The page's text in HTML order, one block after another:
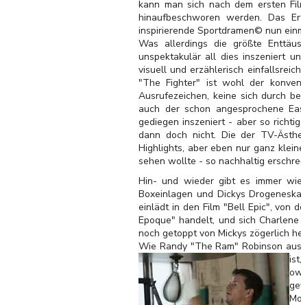
kann man sich nach dem ersten
hinaufbeschworen werden. Das
inspirierende Sportdramen© nun
Was allerdings die größte
unspektakulär all dies inszeniert
visuell und erzählerisch
"The Fighter" ist wohl der
Ausrufezeichen, keine sich durch
auch der schon angesprochene
gediegen inszeniert - aber so
dann doch nicht. Die der TV-
Highlights, aber eben nur ganz
sehen wollte - so nachhaltig
Hin- und wieder gibt es immer
Boxeinlagen und Dickys
einlädt in den Film "Bell Epic", von
Epoque" handelt, und sich
noch getoppt von Mickys zögerlich
Wie Randy "The Ram" Robinson